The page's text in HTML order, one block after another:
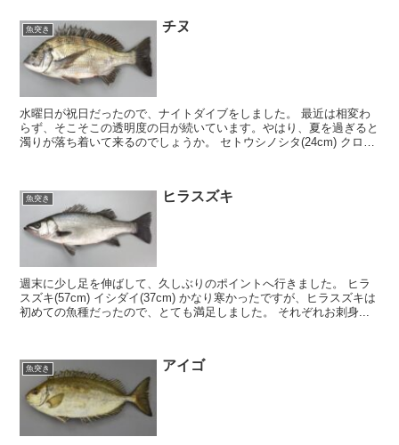
魚突き チヌ
水曜日が祝日だったので、ナイトダイブをしました。 最近は相変わ
らず、そこそこの透明度の日が続いています。やはり、夏を過ぎると
濁りが落ち着いて来るのでしょうか。 セトウシノシタ(24cm) クロダ
魚突き ヒラスズキ
週末に少し足を伸ばして、久しぶりのポイントへ行きました。 ヒラ
スズキ(57cm) イシダイ(37cm) かなり寒かったですが、ヒラスズキは
初めての魚種だったので、とても満足しました。 それぞれお刺身...
魚突き アイゴ